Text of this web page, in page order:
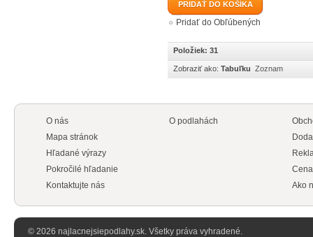
PRIDAŤ DO KOŠÍKA
Pridať do Obľúbených
Položiek: 31
Zobraziť ako: Tabuľku Zoznam
O nás
Mapa stránok
Hľadané výrazy
Pokročilé hľadanie
Kontaktujte nás
O podlahách
Ako
© 2026 najlacnejsiepodlahy.sk. Všetky práva vyhradené.